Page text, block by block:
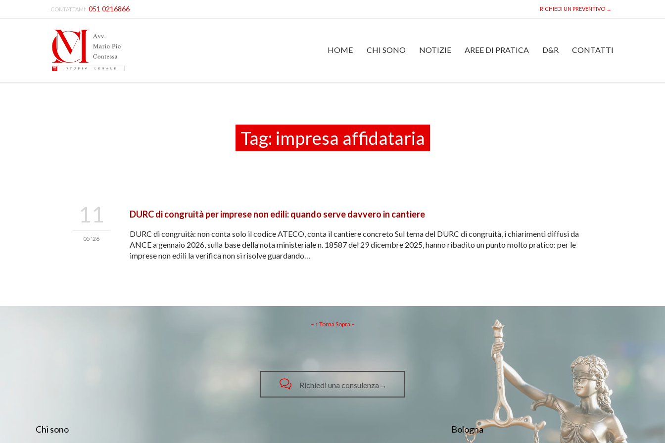
CONTATTAMI: 051 0216866 RICHIEDI UN PREVENTIVO →
HOME CHI SONO NOTIZIE AREE DI PRATICA D&R CONTATTI
Tag: impresa affidataria
11
05 '26
DURC di congruità per imprese non edili: quando serve davvero in cantiere
DURC di congruità: non conta solo il codice ATECO, conta il cantiere concreto Sul tema del DURC di congruità, i chiarimenti diffusi da
ANCE a gennaio 2026, sulla base della nota ministeriale n. 18587 del 29 dicembre 2025, hanno ribadito un punto molto pratico: per le
imprese non edili la verifica non si risolve guardando…
– ↑ Torna Sopra –
 Richiedi una consulenza→
Chi sono Bologna